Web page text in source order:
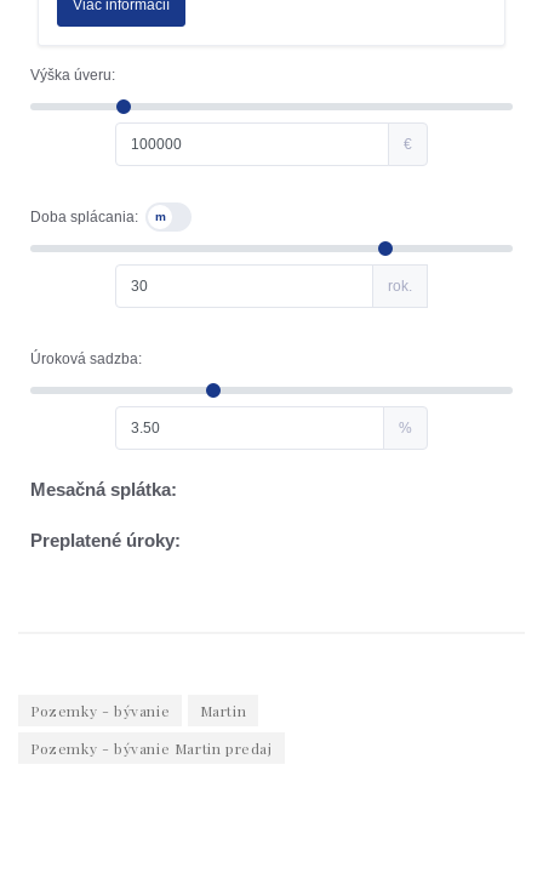
Pozemky - bývanie
Martin
Pozemky - bývanie Martin predaj